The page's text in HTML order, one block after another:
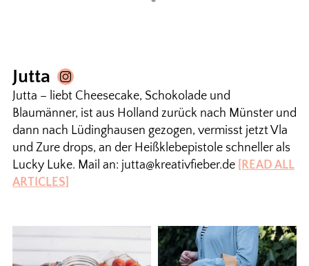
Jutta
Jutta – liebt Cheesecake, Schokolade und
Blaumänner, ist aus Holland zurück nach Münster und
dann nach Lüdinghausen gezogen, vermisst jetzt Vla
und Zure drops, an der Heißklebepistole schneller als
Lucky Luke. Mail an: jutta@kreativfieber.de [READ ALL
ARTICLES]